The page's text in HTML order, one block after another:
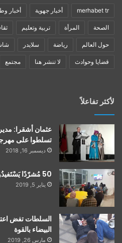
merhabet tr أخبار جهوية أخبار
الصحة المرأة تربية وتعليم
حول العالم رياضة سلايدر
قضايا وحوادث لا تنشر هنا مجتمع
لأكثر تفاعلاً
عثمان أشقرا:
تسلطوا على
ديسمبر 16, 2018
50 مُشرّدًا يَسْتَفيدُون من “عملية دفء” بخريبكة
يناير 5, 2019
السلطات تفض
البيضاء بالقوة
مارس 26, 2019